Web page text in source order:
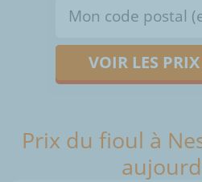
VOIR LES
Prix du fioul à